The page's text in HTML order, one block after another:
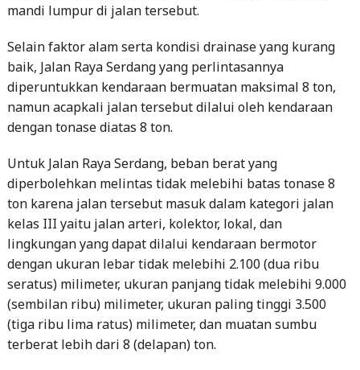
mandi lumpur di jalan tersebut.
Selain faktor alam serta kondisi drainase yang kurang
baik, Jalan Raya Serdang yang perlintasannya
diperuntukkan kendaraan bermuatan maksimal 8 ton,
namun acapkali jalan tersebut dilalui oleh kendaraan
dengan tonase diatas 8 ton.
Untuk Jalan Raya Serdang, beban berat yang
diperbolehkan melintas tidak melebihi batas tonase 8
ton karena jalan tersebut masuk dalam kategori jalan
kelas III yaitu jalan arteri, kolektor, lokal, dan
lingkungan yang dapat dilalui kendaraan bermotor
dengan ukuran lebar tidak melebihi 2.100 (dua ribu
seratus) milimeter, ukuran panjang tidak melebihi 9.000
(sembilan ribu) milimeter, ukuran paling tinggi 3.500
(tiga ribu lima ratus) milimeter, dan muatan sumbu
terberat lebih dari 8 (delapan) ton.